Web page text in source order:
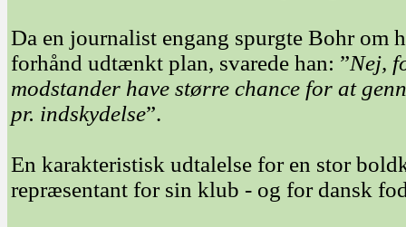
Da en journalist engang spurgte Bohr om
forhånd udtænkt plan, svarede han: ”Nej,
modstander have større chance for at
pr. indskydelse”.
En karakteristisk udtalelse for en stor
repræsentant for sin klub - og for dansk